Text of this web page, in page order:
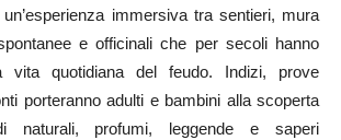
immersiva tra sentieri, mura
e officinali che per secoli hanno
vita quotidiana del feudo. Indizi, prove
porteranno adulti e bambini alla scoperta
naturali, profumi, leggende e saperi